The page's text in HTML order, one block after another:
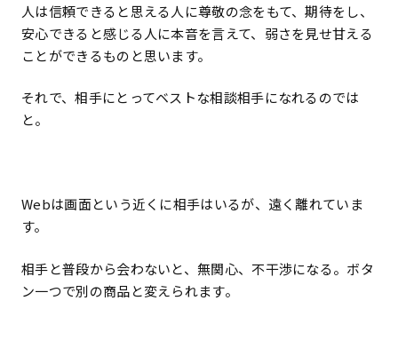
人は信頼できると思える人に尊敬の念をもて、期待をし、
安心できると感じる人に本音を言えて、弱さを見せ甘える
ことができるものと思います。
それで、相手にとってベストな相談相手になれるのでは
と。
Webは画面という近くに相手はいるが、遠く離れていま
す。
相手と普段から会わないと、無関心、不干渉になる。ボタ
ン一つで別の商品と変えられます。